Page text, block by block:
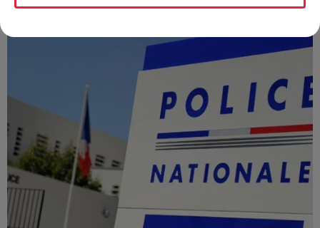
nombreuses interrogations, la municipalité a pris...